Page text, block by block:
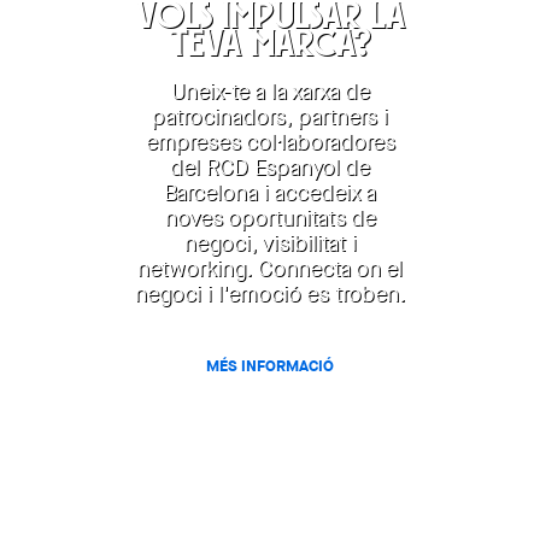
VOLS IMPULSAR LA
TEVA MARCA?
Uneix-te a la xarxa de
patrocinadors, partners i
empreses col·laboradores
del RCD Espanyol de
Barcelona i accedeix a
noves oportunitats de
negoci, visibilitat i
networking. Connecta on el
negoci i l'emoció es troben.
MÉS INFORMACIÓ